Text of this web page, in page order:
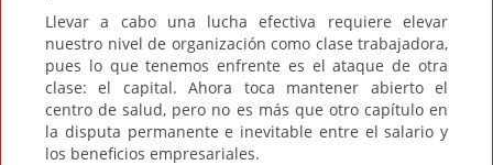
Llevar a cabo una lucha efectiva requiere elevar
nuestro nivel de organización como clase trabajadora,
pues lo que tenemos enfrente es el ataque de otra
clase: el capital. Ahora toca mantener abierto el
centro de salud, pero no es más que otro capítulo en
la disputa permanente e inevitable entre el salario y
los beneficios empresariales.